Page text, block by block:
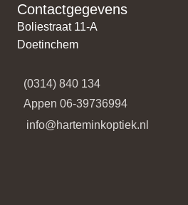
Contactgegevens
Boliestraat 11-A
Doetinchem
(0314) 840 134
​​Appen 06-39736994
​​​ info@harteminkoptiek.nl